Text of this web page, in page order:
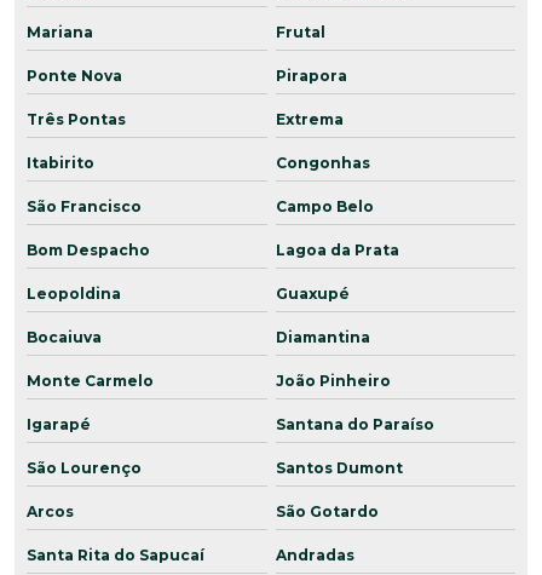
Mariana Frutal
Ponte Nova Pirapora
Três Pontas Extrema
Itabirito Congonhas
São Francisco Campo Belo
Bom Despacho Lagoa da Prata
Leopoldina Guaxupé
Bocaiuva Diamantina
Monte Carmelo João Pinheiro
Igarapé Santana do Paraíso
São Lourenço Santos Dumont
Arcos São Gotardo
Santa Rita do Sapucaí Andradas